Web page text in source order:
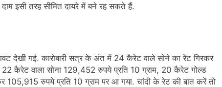
इसी तरह सीमित दायरे में बने रह सकते हैं.
देखी गई. कारोबारी सत्र के अंत में 24 कैरेट वाले सोने का रेट ग‍िरकर
कैरेट वाला सोना 129,452 रुपये प्रत‍ि 10 ग्राम, 20 कैरेट गोल्‍ड
105,915 रुपये प्रत‍ि 10 ग्राम पर आ गया. चांदी के रेट की बात करें तो